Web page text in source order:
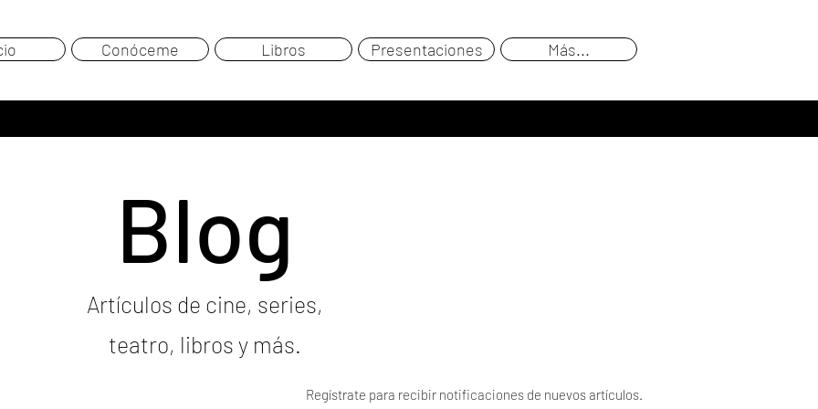
Conóceme Libros Presentaciones Más...
Blog
Artículos de cine, series,
teatro, libros y más.
Regístrate para recibir notificaciones de nuevos artículos.